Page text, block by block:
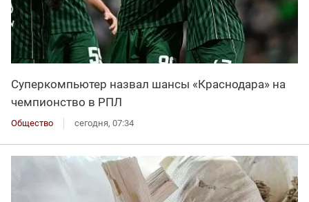
Суперкомпьютер назвал шансы «Краснодара» на
чемпионство в РПЛ
Общество сегодня, 07:34